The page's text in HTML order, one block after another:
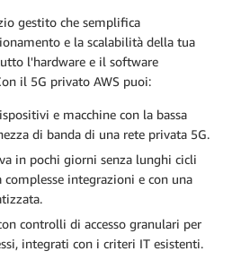
gestito che semplifica
e la scalabilità della tua
l'hardware e il software
il 5G privato AWS puoi:
e macchine con la bassa
di banda di una rete privata 5G.
in pochi giorni senza lunghi cicli
integrazioni e con una
controlli di accesso granulari per
integrati con i criteri IT esistenti.